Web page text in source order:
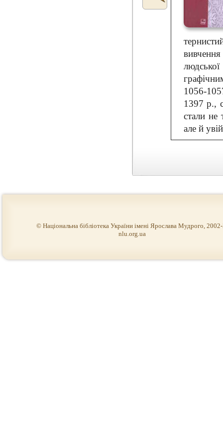
1056-
1397 р.,
стали не
але й
© Національна бібліотека України імені Ярослава Мудрого,
nlu.org.ua